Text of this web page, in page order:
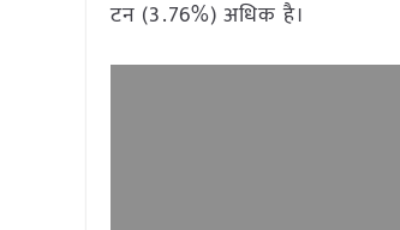
टन (3.76%) अधिक है।